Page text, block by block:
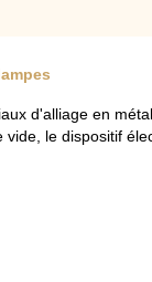
d'alliage en
le dispositif